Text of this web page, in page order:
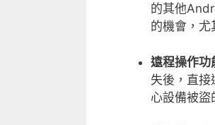
的其他
的機會，尤
遠程操作功
失後，直接
心設備被盜